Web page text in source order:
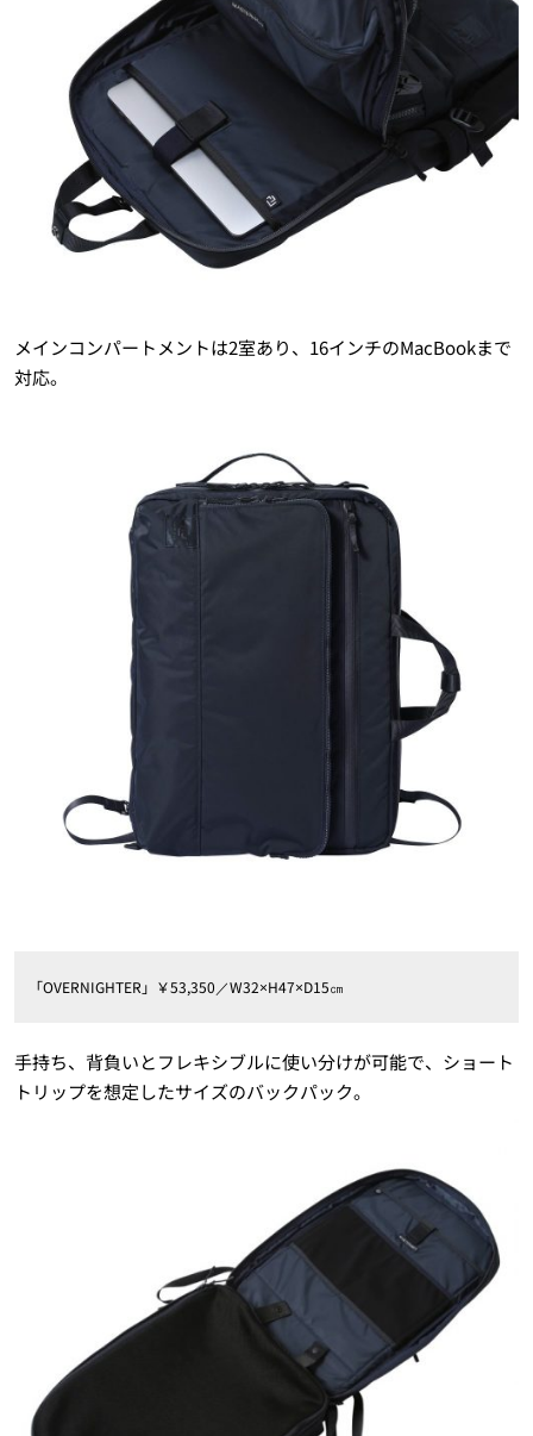
メインコンパートメントは2室あり、16インチのMacBookまで
対応。
「OVERNIGHTER」￥53,350／W32×H47×D15㎝
手持ち、背負いとフレキシブルに使い分けが可能で、ショート
トリップを想定したサイズのバックパック。